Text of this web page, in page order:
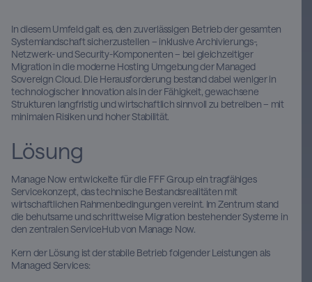
In diesem Umfeld galt es, den zuverlässigen Betrieb der gesamten
Systemlandschaft sicherzustellen – inklusive Archivierungs-,
Netzwerk- und Security-Komponenten – bei gleichzeitiger
Migration in die moderne Hosting Umgebung der Managed
Sovereign Cloud. Die Herausforderung bestand dabei weniger in
technologischer Innovation als in der Fähigkeit, gewachsene
Strukturen langfristig und wirtschaftlich sinnvoll zu betreiben – mit
minimalen Risiken und hoher Stabilität.
Lösung
Manage Now entwickelte für die FFF Group ein tragfähiges
Servicekonzept, das technische Bestandsrealitäten mit
wirtschaftlichen Rahmenbedingungen vereint. Im Zentrum stand
die behutsame und schrittweise Migration bestehender Systeme in
den zentralen ServiceHub von Manage Now.
Kern der Lösung ist der stabile Betrieb folgender Leistungen als
Managed Services: